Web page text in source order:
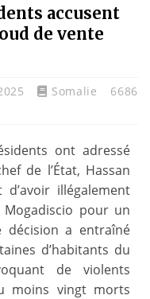
accusent
de vente
Somalie
6686
ont adressé
de l’État, Hassan
d’avoir illégalement
pour un
décision a entraîné
d’habitants du
de violents
moins vingt morts